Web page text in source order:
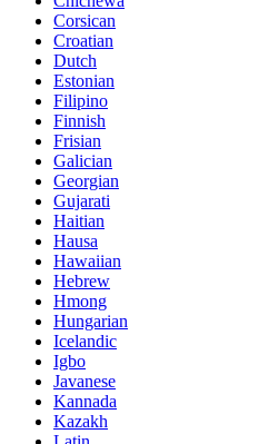
Corsican
Croatian
Dutch
Estonian
Filipino
Finnish
Frisian
Galician
Georgian
Gujarati
Haitian
Hausa
Hawaiian
Hebrew
Hmong
Hungarian
Icelandic
Igbo
Javanese
Kannada
Kazakh